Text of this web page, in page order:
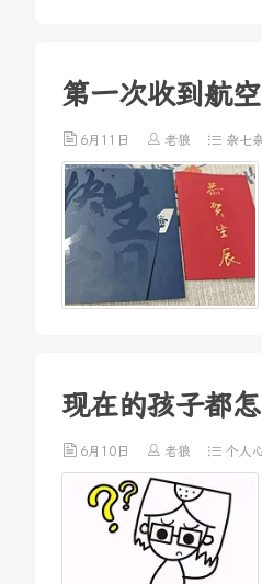
第一次收到航
6月11日 老狼 杂七
现在的孩子都
6月10日 老狼 个人